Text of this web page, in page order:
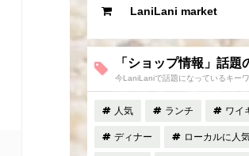
LaniLani market
「ショップ情報」話題
今LaniLaniで話題になっているキー
人気 ランチ ワイ
ディナー ローカルに人